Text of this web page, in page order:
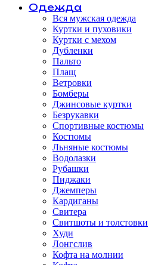
Одежда
Вся мужская одежда
Куртки и пуховики
Куртки с мехом
Дубленки
Пальто
Плащ
Ветровки
Бомберы
Джинсовые куртки
Безрукавки
Спортивные костюмы
Костюмы
Льняные костюмы
Водолазки
Рубашки
Пиджаки
Джемперы
Кардиганы
Свитера
Свитшоты и толстовки
Худи
Лонгслив
Кофта на молнии